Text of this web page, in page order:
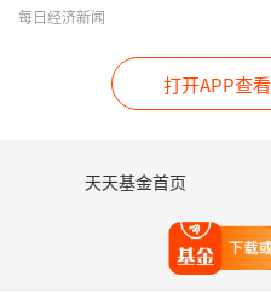
回应
每日经济新闻
打开APP查
天天基金首页
打